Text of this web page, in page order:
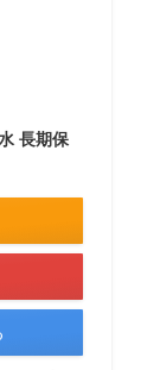
長期保